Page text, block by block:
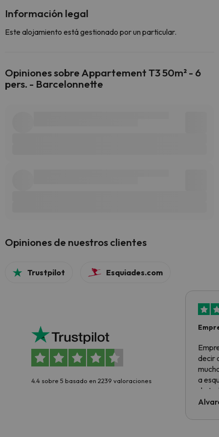
Información legal
Este alojamiento está gestionado por un particular.
Opiniones sobre Appartement T3 50m² - 6
pers. - Barcelonnette
Opiniones de nuestros clientes
Trustpilot Esquiades.com
4.4 sobre 5 basado en 2239 valoraciones
decir
a
de
al
culpa